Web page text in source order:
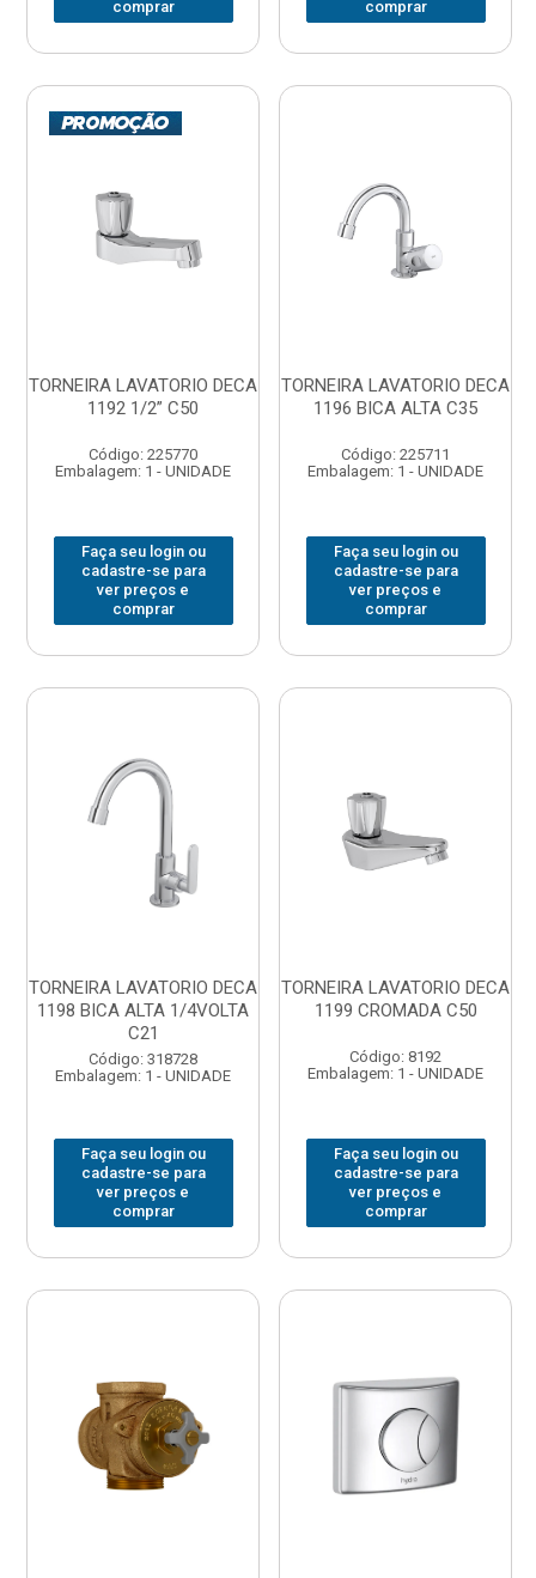
comprar comprar
TORNEIRA LAVATORIO DECA
1192 1/2” C50
Código: 225770
Embalagem: 1 - UNIDADE
Faça seu login ou
cadastre-se para
ver preços e
comprar
TORNEIRA LAVATORIO DECA
1196 BICA ALTA C35
Código: 225711
Embalagem: 1 - UNIDADE
Faça seu login ou
cadastre-se para
ver preços e
comprar
TORNEIRA LAVATORIO DECA
1198 BICA ALTA 1/4VOLTA
C21
Código: 318728
Embalagem: 1 - UNIDADE
Faça seu login ou
cadastre-se para
ver preços e
comprar
TORNEIRA LAVATORIO DECA
1199 CROMADA C50
Código: 8192
Embalagem: 1 - UNIDADE
Faça seu login ou
cadastre-se para
ver preços e
comprar